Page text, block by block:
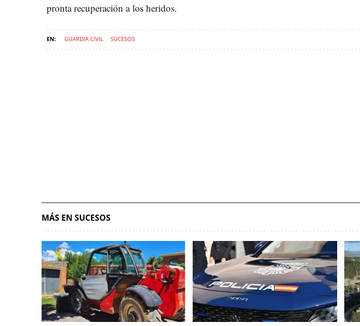
pronta recuperación a los heridos.
GUARDIA CIVIL SUCESOS
MÁS EN SUCESOS